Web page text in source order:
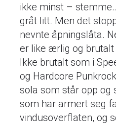
ikke minst –
gråt litt. Men det
nevnte åpningslåta.
er like ærlig og
Ikke brutalt som i
og Hardcore
sola som står opp og
som har armert seg
vindusoverflaten, og